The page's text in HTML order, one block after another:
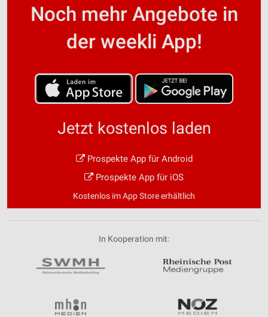
Noch mehr Angebote in
der weekli App!
Jetzt kostenlos laden
Prospekte App für Android
Prospekte App für iOS
Kostenlos im App Store erhältlich
In Kooperation mit: